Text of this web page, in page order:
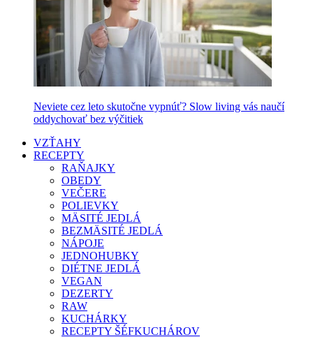
Neviete cez leto skutočne vypnúť? Slow living vás naučí
oddychovať bez výčitiek
VZŤAHY
RECEPTY
RAŇAJKY
OBEDY
VEČERE
POLIEVKY
MÄSITÉ JEDLÁ
BEZMÄSITÉ JEDLÁ
NÁPOJE
JEDNOHUBKY
DIÉTNE JEDLÁ
VEGAN
DEZERTY
RAW
KUCHÁRKY
RECEPTY ŠÉFKUCHÁROV